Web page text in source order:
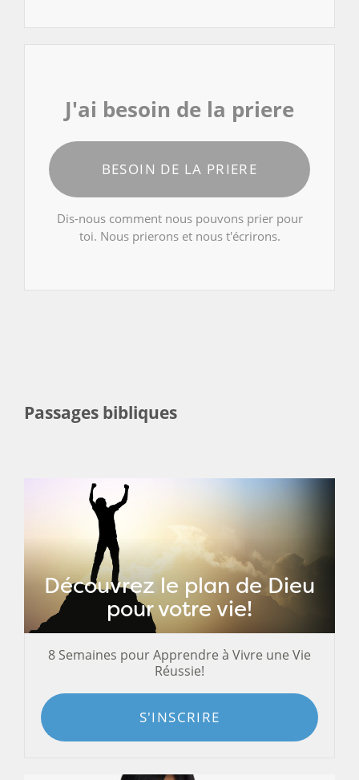
J'ai besoin de la priere
BESOIN DE LA PRIERE
Dis-nous comment nous pouvons prier pour
toi. Nous prierons et nous t'écrirons.
Passages bibliques
Découvrez le plan de Dieu
pour votre vie!
8 Semaines pour Apprendre à Vivre une Vie
Réussie!
S'INSCRIRE